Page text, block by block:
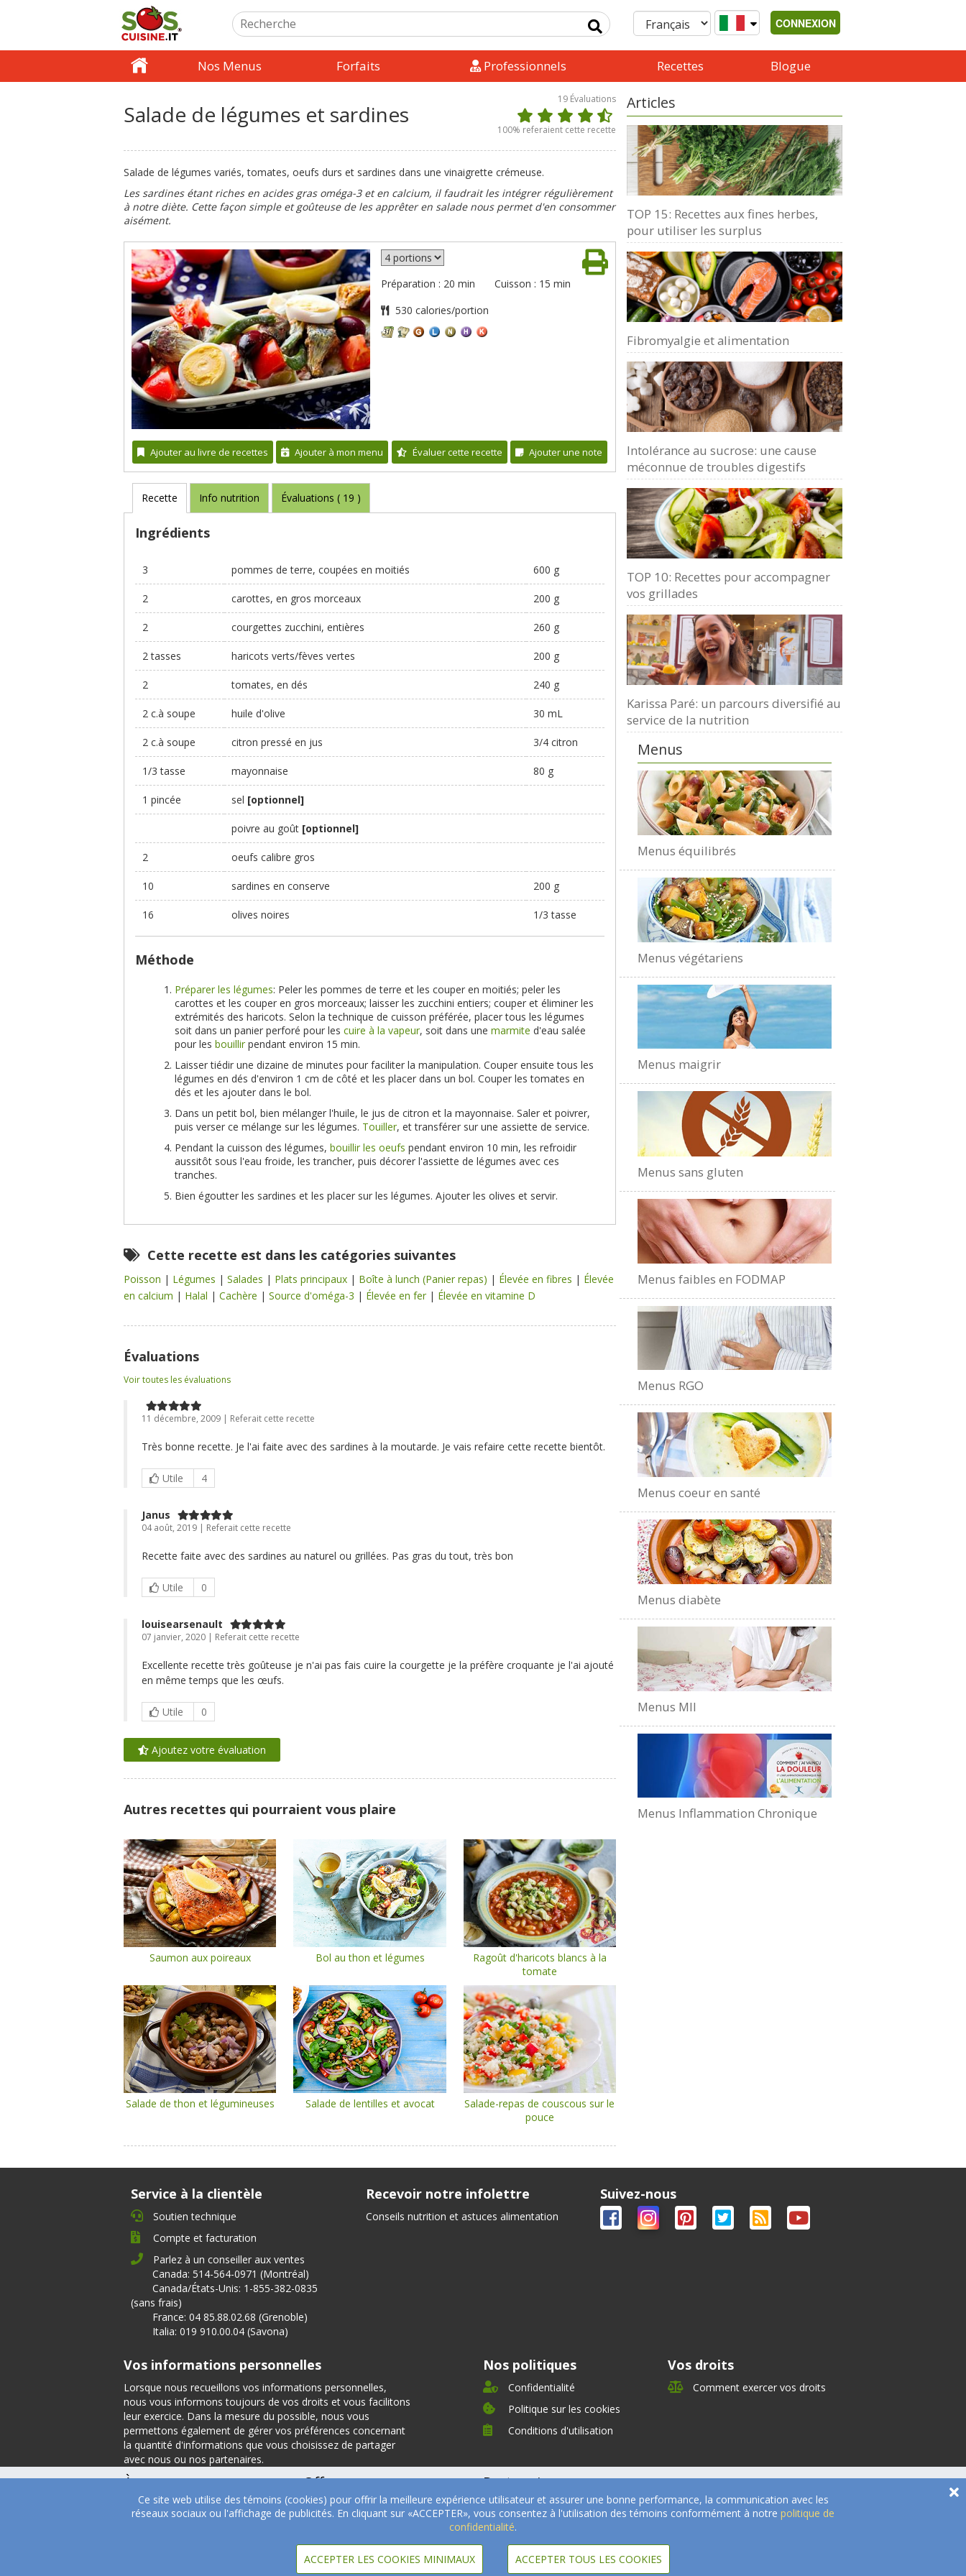
CONNEXION
Nos Menus Forfaits Professionnels Recettes Blogue
Salade de légumes et sardines
19 Évaluations
100% referaient cette recette
Salade de légumes variés, tomates, oeufs durs et sardines dans une vinaigrette crémeuse.
Les sardines étant riches en acides gras oméga-3 et en calcium, il faudrait les intégrer régulièrement
à notre diète. Cette façon simple et goûteuse de les apprêter en salade nous permet d'en consommer
aisément.
Préparation : 20 min
Cuisson : 15 min
530 calories/portion
Ajouter au livre de recettes Ajouter à mon menu Évaluer cette recette Ajouter une note
Recette Info nutrition Évaluations ( 19 )
Ingrédients
3 pommes de terre, coupées en moitiés 600 g
2 carottes, en gros morceaux 200 g
2 courgettes zucchini, entières 260 g
2 tasses haricots verts/fèves vertes 200 g
2 tomates, en dés 240 g
2 c.à soupe huile d'olive 30 mL
2 c.à soupe citron pressé en jus 3/4 citron
1/3 tasse mayonnaise 80 g
1 pincée sel [optionnel]
poivre au goût [optionnel]
2 oeufs calibre gros
10 sardines en conserve 200 g
16 olives noires 1/3 tasse
Méthode
Préparer les légumes: Peler les pommes de terre et les couper en moitiés; peler les
carottes et les couper en gros morceaux; laisser les zucchini entiers; couper et éliminer les
extrémités des haricots. Selon la technique de cuisson préférée, placer tous les légumes
soit dans un panier perforé pour les cuire à la vapeur, soit dans une marmite d'eau salée
pour les bouillir pendant environ 15 min.
Laisser tiédir une dizaine de minutes pour faciliter la manipulation. Couper ensuite tous les
légumes en dés d'environ 1 cm de côté et les placer dans un bol. Couper les tomates en
dés et les ajouter dans le bol.
Dans un petit bol, bien mélanger l'huile, le jus de citron et la mayonnaise. Saler et poivrer,
puis verser ce mélange sur les légumes. Touiller, et transférer sur une assiette de service.
Pendant la cuisson des légumes, bouillir les oeufs pendant environ 10 min, les refroidir
aussitôt sous l'eau froide, les trancher, puis décorer l'assiette de légumes avec ces
tranches.
Bien égoutter les sardines et les placer sur les légumes. Ajouter les olives et servir.
Cette recette est dans les catégories suivantes
Poisson | Légumes | Salades | Plats principaux | Boîte à lunch (Panier repas) | Élevée en fibres | Élevée
en calcium | Halal | Cachère | Source d'oméga-3 | Élevée en fer | Élevée en vitamine D
Évaluations
Voir toutes les évaluations
11 décembre, 2009 | Referait cette recette
Très bonne recette. Je l'ai faite avec des sardines à la moutarde. Je vais refaire cette recette bientôt.
Utile 4
Janus
04 août, 2019 | Referait cette recette
Recette faite avec des sardines au naturel ou grillées. Pas gras du tout, très bon
Utile 0
louisearsenault
07 janvier, 2020 | Referait cette recette
Excellente recette très goûteuse je n'ai pas fais cuire la courgette je la préfère croquante je l'ai ajouté
en même temps que les œufs.
Utile 0
Ajoutez votre évaluation
Autres recettes qui pourraient vous plaire
Saumon aux poireaux Bol au thon et légumes
Ragoût d'haricots blancs à la
tomate
Salade de thon et légumineuses Salade de lentilles et avocat
Salade-repas de couscous sur le
pouce
Articles
TOP 15: Recettes aux fines herbes,
pour utiliser les surplus
Fibromyalgie et alimentation
Intolérance au sucrose: une cause
méconnue de troubles digestifs
TOP 10: Recettes pour accompagner
vos grillades
Karissa Paré: un parcours diversifié au
service de la nutrition
Menus
Menus équilibrés
Menus végétariens
Menus maigrir
Menus sans gluten
Menus faibles en FODMAP
Menus RGO
Menus coeur en santé
Menus diabète
Menus MII
Menus Inflammation Chronique
Ce site web utilise des témoins (cookies) pour offrir la meilleure expérience utilisateur et assurer une bonne performance, la communication avec les
réseaux sociaux ou l'affichage de publicités. En cliquant sur «ACCEPTER», vous consentez à l'utilisation des témoins conformément à notre politique de
confidentialité.
ACCEPTER LES COOKIES MINIMAUX ACCEPTER TOUS LES COOKIES
Service à la clientèle
Soutien technique
Compte et facturation
Parlez à un conseiller aux ventes
Canada: 514-564-0971 (Montréal)
Canada/États-Unis: 1-855-382-0835
(sans frais)
France: 04 85.88.02.68 (Grenoble)
Italia: 019 910.00.04 (Savona)
Recevoir notre infolettre
Conseils nutrition et astuces alimentation
Suivez-nous
Vos informations personnelles
Lorsque nous recueillons vos informations personnelles,
nous vous informons toujours de vos droits et vous facilitons
leur exercice. Dans la mesure du possible, nous vous
permettons également de gérer vos préférences concernant
la quantité d'informations que vous choisissez de partager
avec nous ou nos partenaires.
Nos politiques
Confidentialité
Politique sur les cookies
Conditions d'utilisation
Vos droits
Comment exercer vos droits
À propos
À propos
Offre
Témoignages
Partenaires
Nos partenaires
Devenir Partenaire
Professionnels de la santé